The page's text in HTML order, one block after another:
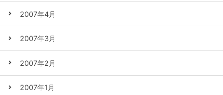
2007年4月
2007年3月
2007年2月
2007年1月